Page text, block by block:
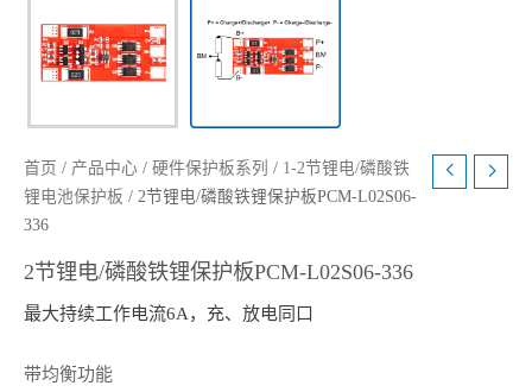
首页 / 产品中心 / 硬件保护板系列 / 1-2节锂电/磷酸铁
锂电池保护板 / 2节锂电/磷酸铁锂保护板PCM-L02S06-
336
2节锂电/磷酸铁锂保护板PCM-L02S06-336
最大持续工作电流6A，充、放电同口
带均衡功能